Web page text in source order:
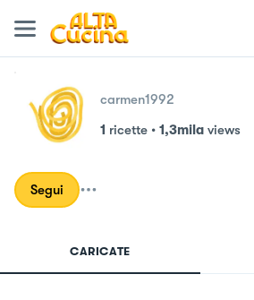
carmen1992
1 ricette • 1,3mila views
Segui
CARICATE